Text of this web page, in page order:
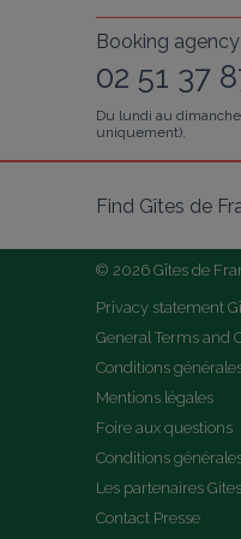
Booking agency
02 51 37
Du lundi au
uniquement).
Find Gîtes de
© 2026 Gîtes de
Privacy statement
General Terms and
Conditions
Mentions légales
Foire aux questions
Conditions
Les partenaires
Contact Presse